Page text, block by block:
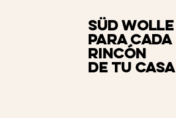
Süd Wolle
para cada
rincón
de tu casa